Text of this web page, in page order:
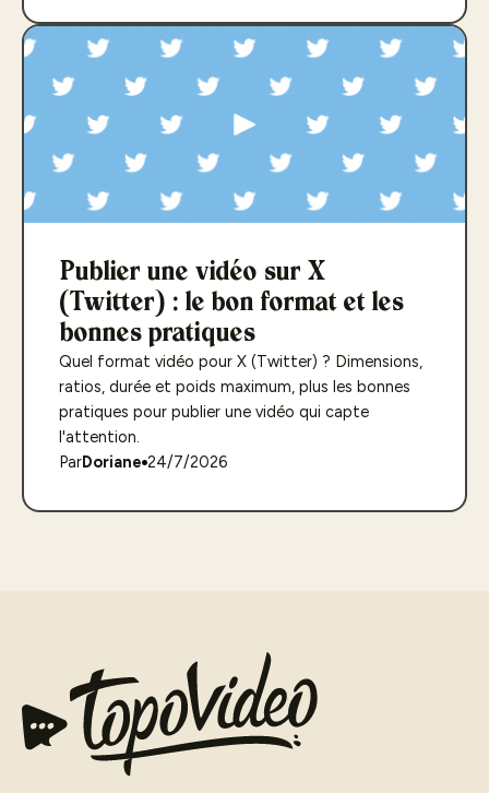
Publier une vidéo sur X
(Twitter) : le bon format et les
bonnes pratiques
Quel format vidéo pour X (Twitter) ? Dimensions,
ratios, durée et poids maximum, plus les bonnes
pratiques pour publier une vidéo qui capte
l'attention.
ParDoriane 24/7/2026